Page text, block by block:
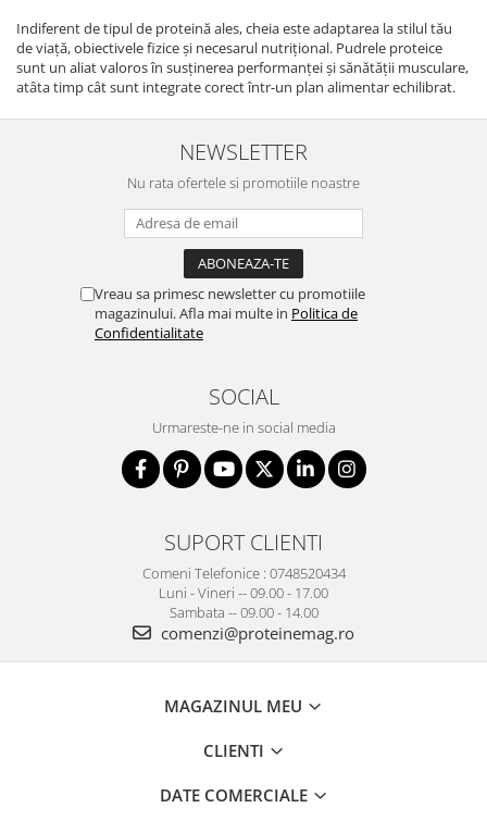
Indiferent de tipul de proteină ales, cheia este adaptarea la stilul tău
de viață, obiectivele fizice și necesarul nutrițional. Pudrele proteice
sunt un aliat valoros în susținerea performanței și sănătății musculare,
atâta timp cât sunt integrate corect într-un plan alimentar echilibrat.
NEWSLETTER
Nu rata ofertele si promotiile noastre
Vreau sa primesc newsletter cu promotiile
magazinului. Afla mai multe in Politica de
Confidentialitate
SOCIAL
Urmareste-ne in social media
SUPORT CLIENTI
Comeni Telefonice : 0748520434
Luni - Vineri -- 09.00 - 17.00
Sambata -- 09.00 - 14.00
comenzi@proteinemag.ro
MAGAZINUL MEU
CLIENTI
DATE COMERCIALE